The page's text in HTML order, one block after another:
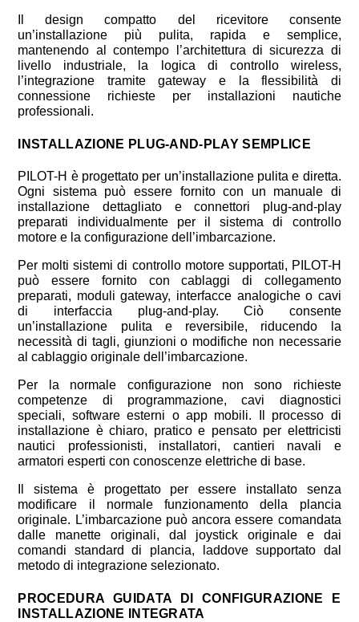
Il design compatto del ricevitore consente
un’installazione più pulita, rapida e semplice,
mantenendo al contempo l’architettura di sicurezza di
livello industriale, la logica di controllo wireless,
l’integrazione tramite gateway e la flessibilità di
connessione richieste per installazioni nautiche
professionali.
INSTALLAZIONE PLUG-AND-PLAY SEMPLICE
PILOT-H è progettato per un’installazione pulita e diretta.
Ogni sistema può essere fornito con un manuale di
installazione dettagliato e connettori plug-and-play
preparati individualmente per il sistema di controllo
motore e la configurazione dell’imbarcazione.
Per molti sistemi di controllo motore supportati, PILOT-H
può essere fornito con cablaggi di collegamento
preparati, moduli gateway, interfacce analogiche o cavi
di interfaccia plug-and-play. Ciò consente
un’installazione pulita e reversibile, riducendo la
necessità di tagli, giunzioni o modifiche non necessarie
al cablaggio originale dell’imbarcazione.
Per la normale configurazione non sono richieste
competenze di programmazione, cavi diagnostici
speciali, software esterni o app mobili. Il processo di
installazione è chiaro, pratico e pensato per elettricisti
nautici professionisti, installatori, cantieri navali e
armatori esperti con conoscenze elettriche di base.
Il sistema è progettato per essere installato senza
modificare il normale funzionamento della plancia
originale. L’imbarcazione può ancora essere comandata
dalle manette originali, dal joystick originale e dai
comandi standard di plancia, laddove supportato dal
metodo di integrazione selezionato.
PROCEDURA GUIDATA DI CONFIGURAZIONE E
INSTALLAZIONE INTEGRATA